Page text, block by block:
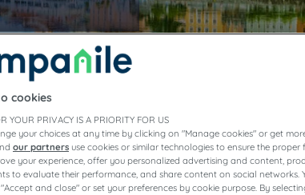
HOTELACH CAMPANILE
cookies
YOUR PRIVACY IS A PRIORITY FOR US
your choices at any time by clicking on "Manage cookies" or get
our partners use cookies or similar technologies to ensure the
your experience, offer you personalized advertising and content,
to evaluate their performance, and share content on social networks.
and close" or set your preferences by cookie purpose. By